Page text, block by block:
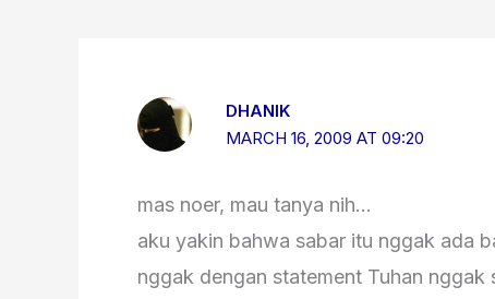
DHANIK
MARCH 16, 2009 AT 09:20
mas noer, mau tanya nih…
aku yakin bahwa sabar itu nggak ada
nggak dengan statement Tuhan nggak